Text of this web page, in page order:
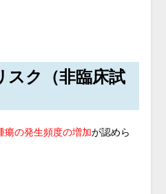
スク（非臨床試
瘍の発生頻度の増加が認めら